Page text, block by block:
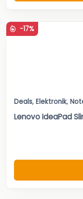
-17%
Deals, Elektronik,
Lenovo IdeaPad